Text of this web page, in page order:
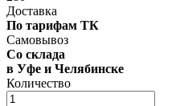
Доставка
По тарифам ТК
Самовывоз
Со склада
в Уфе и Челябинске
Количество